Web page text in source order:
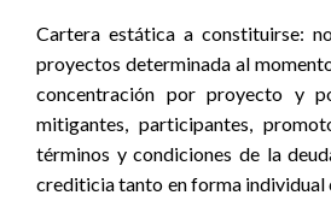
Cartera estática a constituirse:
proyectos determinada al
concentración por proyecto y
mitigantes, participantes,
términos y condiciones de la
crediticia ­tanto en forma individual